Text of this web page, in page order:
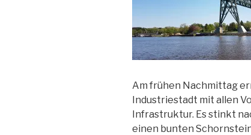
Am frühen Nachmittag
Industriestadt mit allen
Infrastruktur. Es stinkt
einen bunten